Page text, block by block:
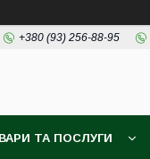
+380 (93) 256-88-95
ТА ПОСЛУГИ